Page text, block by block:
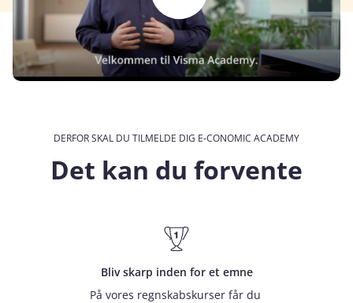
DERFOR SKAL DU TILMELDE DIG E‑CONOMIC ACADEMY
Det kan du forvente
Bliv skarp inden for et emne
På vores regnskabskurser får du